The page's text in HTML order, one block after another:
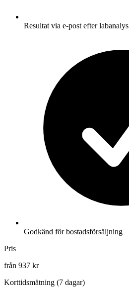
Resultat via e-post efter labanalys
Godkänd för bostadsförsäljning
Pris
från 937 kr
Korttidsmätning (7 dagar)